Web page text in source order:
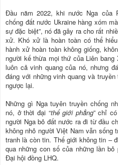
Đầu năm 2022, khi nước Nga của
chống đất nước Ukraine hàng xóm
sự đặc biệt”, nó đã gây ra cho rất
xử. Khó xử là hoàn toàn có thể
hành xử hoàn toàn không giống,
người kế thừa mọi thứ của Liên
luôn cả vinh quang của nó, nhưng
đáng với những vinh quang và
ngược lại.
Những gì Nga tuyên truyền chống
nó, ở thời đại “thế giới phẳng” chỉ
người Nga bỏ đất nước ra đi từ đầu
không nhỏ người Việt Nam vẫn sống
tranh là còn tin. Thế giới không tin –
qua những con số của những lần
Đại hội đồng LHQ.